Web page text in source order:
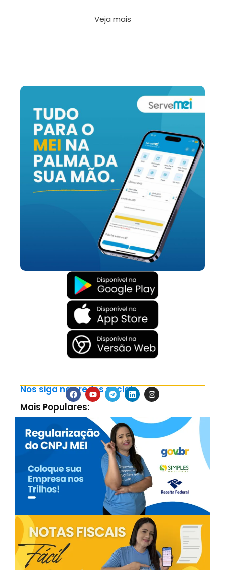
Veja mais
Nos siga nas redes sociais
Mais Populares: